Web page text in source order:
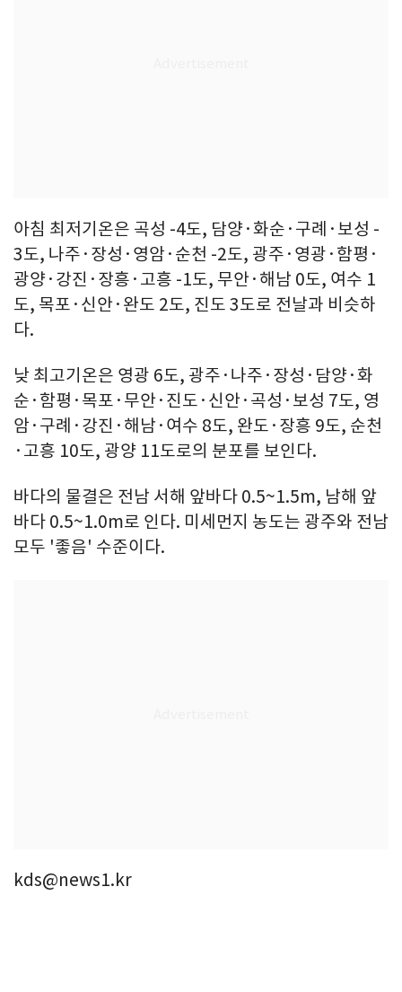
아침 최저기온은 곡성 -4도, 담양·화순·구례·보성 -
3도, 나주·장성·영암·순천 -2도, 광주·영광·함평·
광양·강진·장흥·고흥 -1도, 무안·해남 0도, 여수 1
도, 목포·신안·완도 2도, 진도 3도로 전날과 비슷하
다.
낮 최고기온은 영광 6도, 광주·나주·장성·담양·화
순·함평·목포·무안·진도·신안·곡성·보성 7도, 영
암·구례·강진·해남·여수 8도, 완도·장흥 9도, 순천
·고흥 10도, 광양 11도로의 분포를 보인다.
바다의 물결은 전남 서해 앞바다 0.5~1.5m, 남해 앞
바다 0.5~1.0m로 인다. 미세먼지 농도는 광주와 전남
모두 '좋음' 수준이다.
kds@news1.kr